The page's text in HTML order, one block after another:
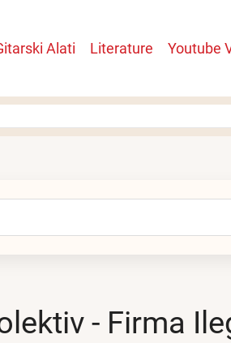
Alati Literature Youtube
- Firma